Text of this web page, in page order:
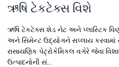
ઋષિ ટેકટેક્સ વિશે
ઋષિ ટેકટેક્સ શેડ નેટ અને પ્લાસ્ટિક
અને સિમેન્ટ ઉદ્યોગને સપ્લાય
રાસાયણિક પેટ્રોકેમિકલ વગેરે જેવા
ઉત્પાદનોની સં...